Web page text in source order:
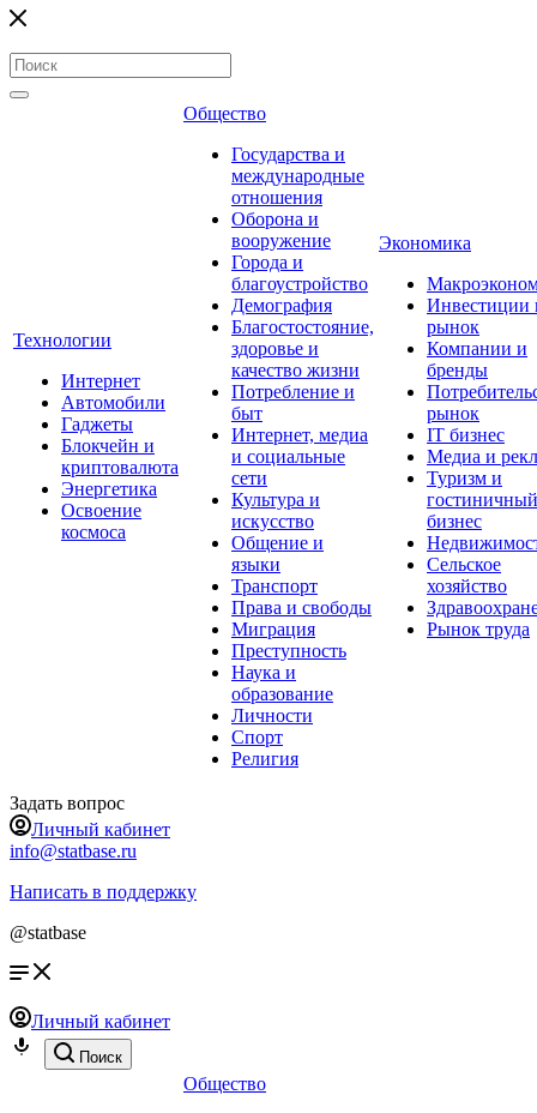
Технологии
Интернет
Автомобили
Гаджеты
Блокчейн и
криптовалюта
Энергетика
Освоение
космоса
Общество
Государства и
международные
отношения
Оборона и
вооружение
Города и
благоустройство
Демография
Благостостояние,
здоровье и
качество жизни
Потребление и
быт
Интернет, медиа
и социальные
сети
Культура и
искусство
Общение и
языки
Транспорт
Права и свободы
Миграция
Преступность
Наука и
образование
Личности
Спорт
Религия
Экономика
Инвестиции
рынок
Компании и
бренды
рынок
IT бизнес
Медиа и
Туризм и
гостиничный
бизнес
Сельское
хозяйство
Рынок труда
Задать вопрос
Личный кабинет
info@statbase.ru
Написать в поддержку
@statbase
Личный кабинет
Поиск
Общество